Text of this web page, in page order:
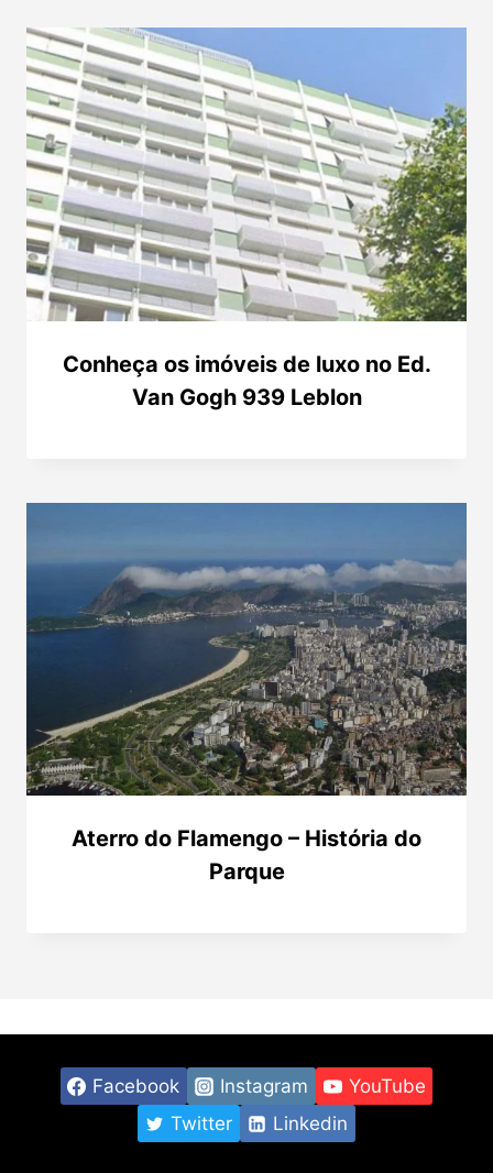
Conheça os imóveis de luxo no Ed.
Van Gogh 939 Leblon
Aterro do Flamengo – História do
Parque
Facebook Instagram
YouTube
Twitter
Linkedin